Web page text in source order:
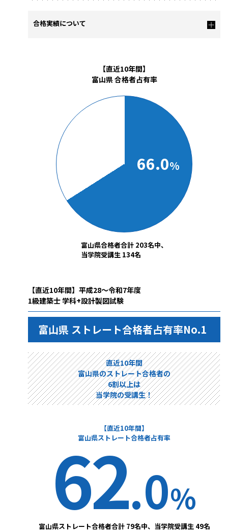
合格実績について
【直近10年間】
富山県 合格者占有率
66.0%
富山県合格者合計 203名中、
当学院受講生 134名
【直近10年間】平成28～令和7年度
1級建築士 学科+設計製図試験
富山県 ストレート合格者占有率No.1
直近10年間
富山県のストレート合格者の
6割以上は
当学院の受講生！
【直近10年間】
富山県ストレート合格者占有率
62.0%
富山県ストレート合格者合計 79名中、当学院受講生 49名